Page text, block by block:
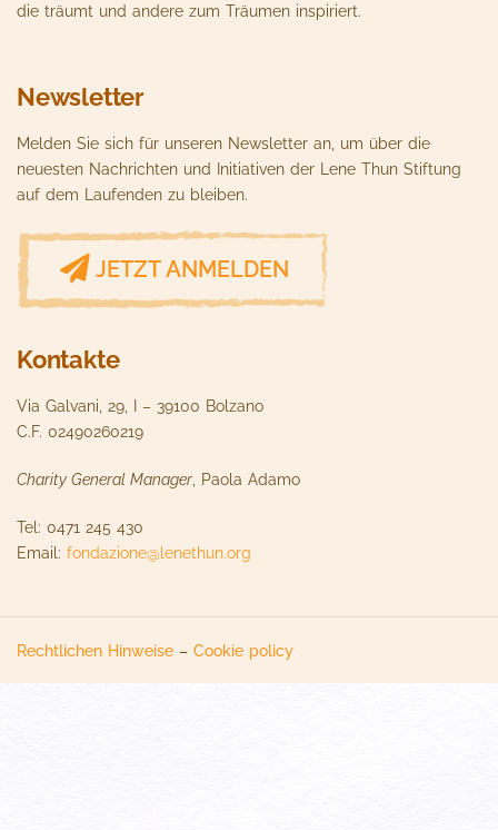
die träumt und andere zum Träumen inspiriert.
Newsletter
Melden Sie sich für unseren Newsletter an, um über die
neuesten Nachrichten und Initiativen der Lene Thun Stiftung
auf dem Laufenden zu bleiben.
JETZT ANMELDEN
Kontakte
Via Galvani, 29, I – 39100 Bolzano
C.F. 02490260219
Charity General Manager , Paola Adamo
Tel: 0471 245 430
Email: fondazione@lenethun.org
Rechtlichen Hinweise – Cookie policy